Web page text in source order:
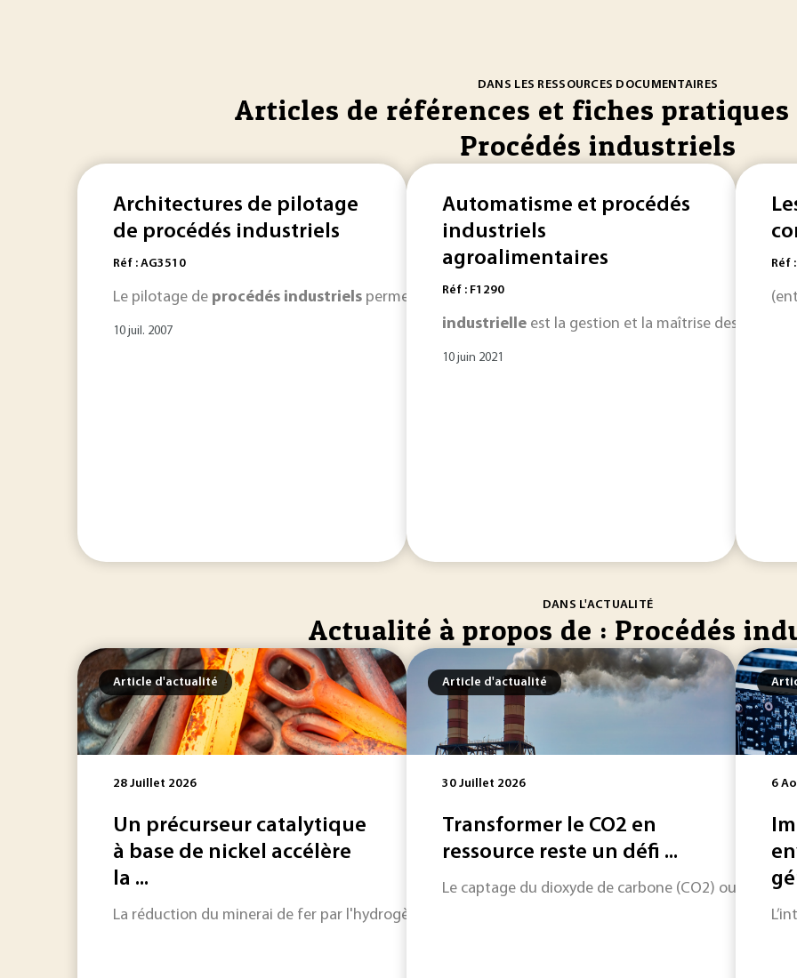
DANS LES RESSOURCES DOCUMENTAIRES
Articles de références et fiches pratiques
Procédés industriels
Architectures de pilotage
de procédés industriels
Réf : AG3510
Le pilotage de procédés industriels permet d’améliorer sans cesse la performance de l’outil... sur
10 juil. 2007
Automatisme et procédés
industriels
agroalimentaires
Réf : F1290
industrielle est la gestion et la maîtrise des risques
10 juin 2021
Réf
DANS L'ACTUALITÉ
Actualité à propos de : Procédés
Article d'actualité
28 Juillet 2026
Un précurseur catalytique
à base de nickel accélère
la ...
La réduction du minerai de fer par l'hydrogène est considérée comme l'une des principales voies de
Article d'actualité
30 Juillet 2026
Transformer le CO2 en
ressource reste un défi ...
Le captage du dioxyde de carbone (CO2) ouvre
6